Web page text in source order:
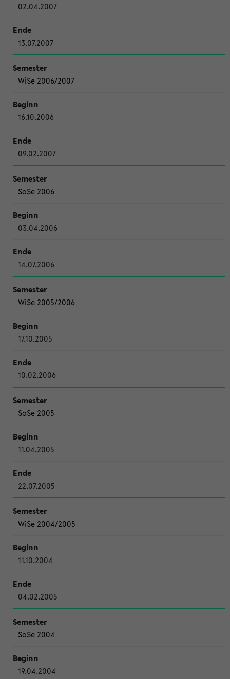
02.04.2007
13.07.2007
WiSe 2006/2007
16.10.2006
09.02.2007
SoSe 2006
03.04.2006
14.07.2006
WiSe 2005/2006
17.10.2005
10.02.2006
SoSe 2005
11.04.2005
22.07.2005
WiSe 2004/2005
11.10.2004
04.02.2005
SoSe 2004
19.04.2004